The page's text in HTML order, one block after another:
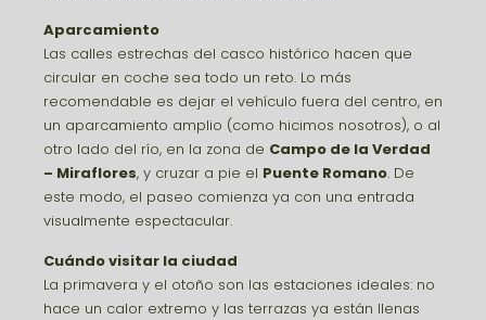
Aparcamiento
Las calles estrechas del casco histórico hacen que
circular en coche sea todo un reto. Lo más
recomendable es dejar el vehículo fuera del centro, en
un aparcamiento amplio (como hicimos nosotros), o al
otro lado del río, en la zona de Campo de la Verdad
– Miraflores, y cruzar a pie el Puente Romano. De
este modo, el paseo comienza ya con una entrada
visualmente espectacular.
Cuándo visitar la ciudad
La primavera y el otoño son las estaciones ideales: no
hace un calor extremo y las terrazas ya están llenas